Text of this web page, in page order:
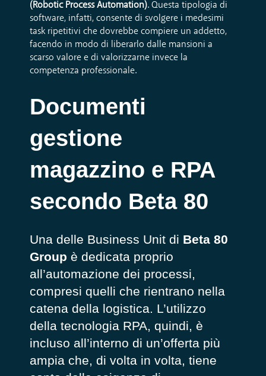
(Robotic Process Automation). Questa tipologia di
software, infatti, consente di svolgere i medesimi
task ripetitivi che dovrebbe compiere un addetto,
facendo in modo di liberarlo dalle mansioni a
scarso valore e di valorizzarne invece la
competenza professionale.
Documenti
gestione
magazzino e RPA
secondo Beta 80
Una delle Business Unit di Beta 80
Group è dedicata proprio
all’automazione dei processi,
compresi quelli che rientrano nella
catena della logistica. L’utilizzo
della tecnologia RPA, quindi, è
incluso all’interno di un’offerta più
ampia che, di volta in volta, tiene